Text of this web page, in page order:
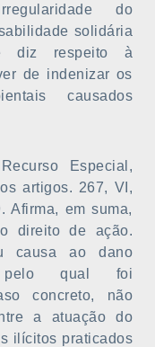
do
solidária
diz respeito à
de indenizar os
causados
Especial,
artigos. 267, VI,
Afirma, em suma,
direito de ação.
causa ao dano
pelo qual foi
concreto, não
a atuação do
ilícitos praticados